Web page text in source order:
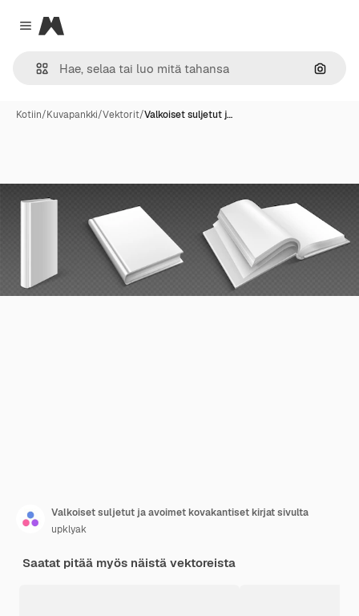
Close menu
Magnific
Hae
Kotiin/Kuvapankki/Vektorit/Valkoiset suljetut j…
Valkoiset suljetut ja avoimet kovakantiset kirjat sivulta
upklyak
Saatat pitää myös näistä vektoreista